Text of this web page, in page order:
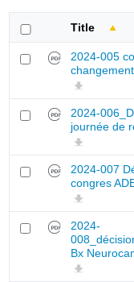
Title
2024-005
2024-
journée de
2024-007
congres
2024-
Bx